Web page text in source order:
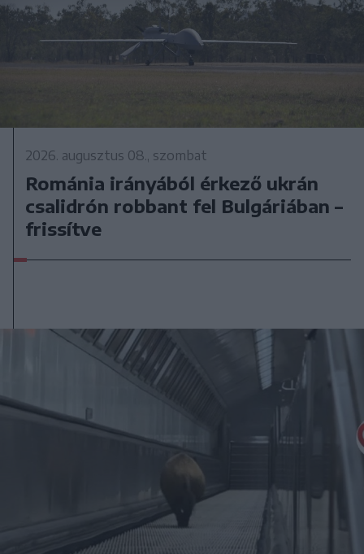
2026. augusztus 08., szombat
Románia irányából érkező ukrán
csalidrón robbant fel Bulgáriában –
frissítve